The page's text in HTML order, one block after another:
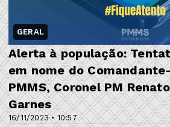
GERAL
16/11/2023 • 10:57
Alerta à população:
em nome do
PMMS, Coronel PM
Garnes